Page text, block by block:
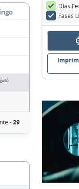
-29
Días
Fases